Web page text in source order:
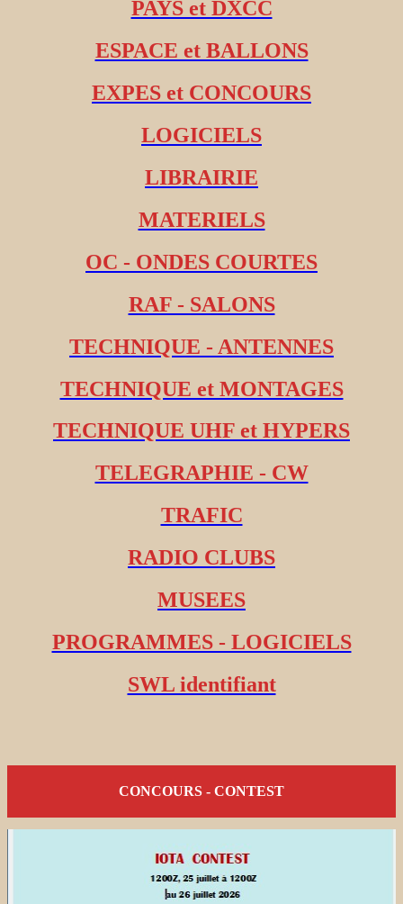
PAYS et DXCC
ESPACE et BALLONS
EXPES et CONCOURS
LOGICIELS
LIBRAIRIE
MATERIELS
OC - ONDES COURTES
RAF - SALONS
TECHNIQUE - ANTENNES
TECHNIQUE et MONTAGES
TECHNIQUE UHF et HYPERS
TELEGRAPHIE - CW
TRAFIC
RADIO CLUBS
MUSEES
PROGRAMMES - LOGICIELS
SWL identifiant
CONCOURS - CONTEST